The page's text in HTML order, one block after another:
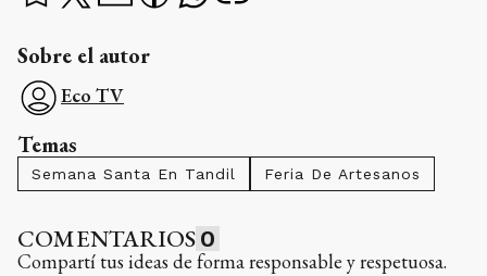
Sobre el autor
Eco TV
Temas
Semana Santa En Tandil Feria De Artesanos
COMENTARIOS 0
Compartí tus ideas de forma responsable y respetuosa.